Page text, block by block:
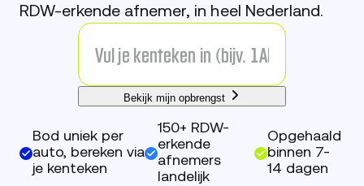
RDW-erkende afnemer, in heel Nederland.
Bekijk mijn opbrengst
Bod uniek per
auto, bereken via
je kenteken
150+ RDW-
erkende
afnemers
landelijk
Opgehaald
binnen 7-
14 dagen